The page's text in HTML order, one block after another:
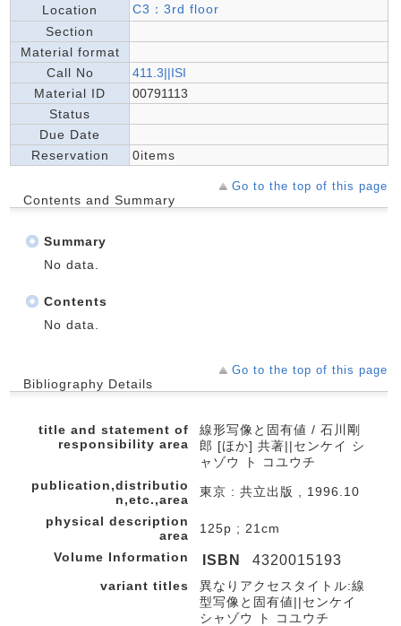
Location
C3：3rd floor
Section
Material format
Call No
411.3||ISI
Material ID
00791113
Status
Due Date
Reservation
0items
Go to the top of this page
Contents and Summary
Summary
No data.
Contents
No data.
Go to the top of this page
Bibliography Details
title and statement of
responsibility area
線形写像と固有値 / 石川剛
郎 [ほか] 共著||センケイ シ
ャゾウ ト コユウチ
publication,distributio
n,etc.,area
東京 : 共立出版 , 1996.10
physical description
area
125p ; 21cm
Volume Information
ISBN 4320015193
variant titles
異なりアクセスタイトル:線
型写像と固有値||センケイ
シャゾウ ト コユウチ